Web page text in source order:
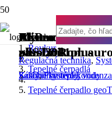
Rovkur
Tepelné čerpadlá
Tepelné čerpadlo
Akumulačný
allSTOR plus
Zásobníky teplej vody
Zostavy tlakové
zásobníkom
Solárne systémy
Plynový
plus 2021
Kotly,Plynové
MiPro regulátor
Regulačná technika,